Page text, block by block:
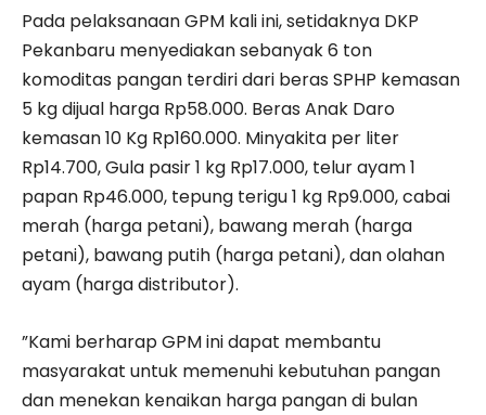
Pada pelaksanaan GPM kali ini, setidaknya DKP
Pekanbaru menyediakan sebanyak 6 ton
komoditas pangan terdiri dari beras SPHP kemasan
5 kg dijual harga Rp58.000. Beras Anak Daro
kemasan 10 Kg Rp160.000. Minyakita per liter
Rp14.700, Gula pasir 1 kg Rp17.000, telur ayam 1
papan Rp46.000, tepung terigu 1 kg Rp9.000, cabai
merah (harga petani), bawang merah (harga
petani), bawang putih (harga petani), dan olahan
ayam (harga distributor).
”Kami berharap GPM ini dapat membantu
masyarakat untuk memenuhi kebutuhan pangan
dan menekan kenaikan harga pangan di bulan